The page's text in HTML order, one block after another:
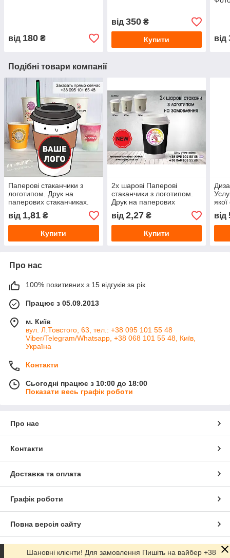
від 180 ₴
від 350₴
Купити від
Подібні товари компанії
Паперові стаканчики з
логотипом. Друк на
паперових стаканчиках.
Склянки з лого для кави,
чаю, кулерів.
від 1,81 ₴
Купити
2х шарові Паперові
стаканчики з логотипом.
Друк на паперових
склянках. Склянки з лого
для кави, чаю, соків
від 2,27₴
Купити
якої
від
Про нас
100% позитивних з 15 відгуків за рік
Працює з 05.09.2013
м. Київ
вул. Л.Товстого, 63, тел.: +38 095 101 55 48
Viber/Telegram/Whatsapp, +38 068 101 55 48, Київ,
Україна
Контакти
Сьогодні працює з 10:00 до 18:00
Показати весь графік роботи
Про нас
Контакти
Доставка та оплата
Графік роботи
Повна версія сайту
Сайт створено на маркетплейсі Prom.ua
Шановні клієнти! Для замовлення Пишіть на вайбер +38